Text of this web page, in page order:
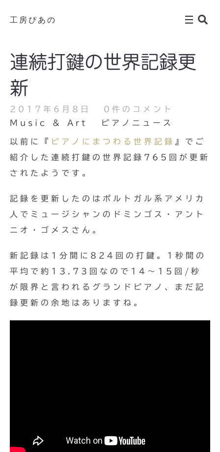
工房ぴあの
連続打鍵の世界記録更
新
2017年6月8日
0件のコメント
Music & Art
ピアノニュース
以前に『 ピアノにまつわる世界記録 』でご
紹介した連続打鍵の世界記録765回が更新
されたようです。
記録を更新したのはポルトガル系アメリカ
人でミュージシャンのドミンゴス・アント
ニオ・ゴメスさん。
新記録は1分間に824回の打鍵。1秒間の
平均で約13.73回なので14〜15回/秒
が限界と言われるグランドピアノ、まだ記
録更新の余地はありますね。